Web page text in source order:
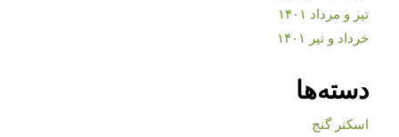
تیر و مرداد ۱۴۰۱
خرداد و تیر ۱۴۰۱
دسته‌ها
اسکنر گنج